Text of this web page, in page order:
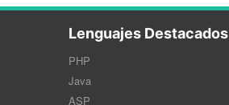
Lenguajes Destacados
PHP
Java
ASP